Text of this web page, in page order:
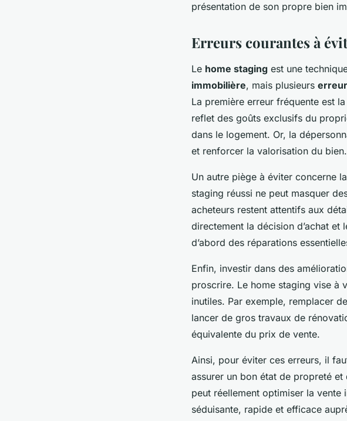
présentation de son propre bien
Erreurs courantes à
Le home staging est une
immobilière, mais plusieurs
La première erreur fréquente est la
reflet des goûts exclusifs du
dans le logement. Or, la
et renforcer la valorisation du bien.
Un autre piège à éviter concerne
staging réussi ne peut masquer
acheteurs restent attentifs aux
directement la décision d’achat et
d’abord des réparations
Enfin, investir dans des
proscrire. Le home staging vise à
inutiles. Par exemple, remplacer
lancer de gros travaux de
équivalente du prix de vente.
Ainsi, pour éviter ces erreurs, il
assurer un bon état de propreté
peut réellement optimiser la
séduisante, rapide et efficace